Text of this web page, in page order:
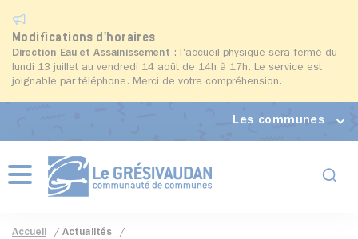
Modifications d'horaires
Direction Eau et Assainissement : l'accueil physique sera fermé du
lundi 13 juillet au vendredi 14 août de 14h à 17h. Le service est
joignable par téléphone. Merci de votre compréhension.
Les communes
Menu
Accueil
Actualités